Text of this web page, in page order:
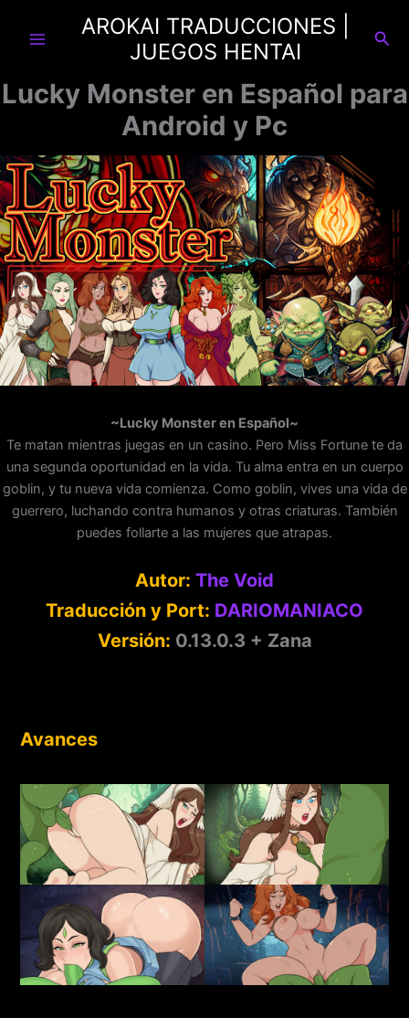
AROKAI TRADUCCIONES |
JUEGOS HENTAI
Lucky Monster en Español para
Android y Pc
~Lucky Monster en Español~
Te matan mientras juegas en un casino. Pero Miss Fortune te da
una segunda oportunidad en la vida. Tu alma entra en un cuerpo
goblin, y tu nueva vida comienza. Como goblin, vives una vida de
guerrero, luchando contra humanos y otras criaturas. También
puedes follarte a las mujeres que atrapas.
Autor: The Void
Traducción y Port: DARIOMANIACO
Versión: 0.13.0.3 + Zana
Avances